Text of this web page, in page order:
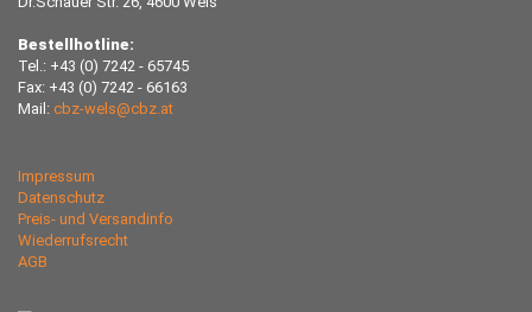
Bestellhotline:
Tel.: +43 (0) 7242 - 65745
Fax: +43 (0) 7242 - 66163
Mail: cbz-wels@cbz.at
Impressum
Datenschutz
Preis- und Versandinfo
Wiederrufsrecht
AGB